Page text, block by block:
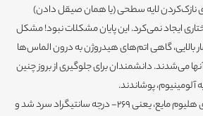
نازک‌کردن لایه سطحی (یا همان صیقل دادن)
ایجاد نمی‌کرد. این پایان مشکلات نبود! مشکل
بالایی، گاهی اتم‌های هیدروژن به درون الماس‌ها
می‌شدند. دانشمندان برای جلوگیری از بروز چنین
آلومینیوم، پوشاندند.
در نهایت، کل سیستم تا دمای هلیوم مایع، یعنی 269- درجه سانتیگراد سرد شد و